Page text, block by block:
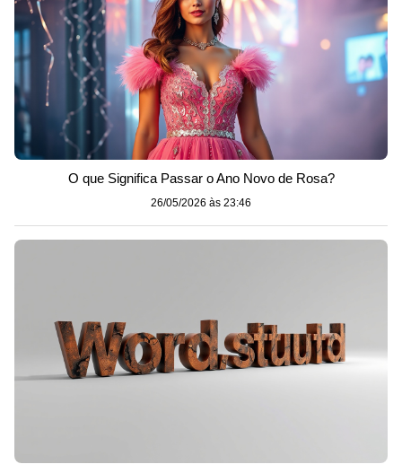
O que Significa Passar o Ano Novo de Rosa?
26/05/2026 às 23:46